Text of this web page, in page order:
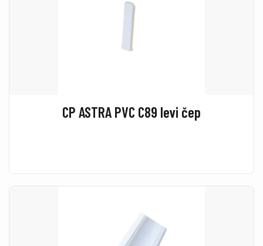
CP ASTRA PVC C89 levi čep